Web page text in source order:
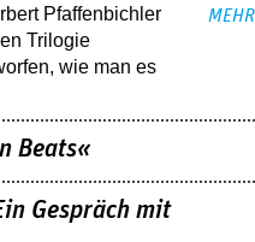
Pfaffenbichler
Trilogie
wie man es
MEHR
Beats«
Gespräch mit